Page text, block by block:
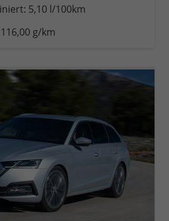
anfordern
Datei,
5,10 l/100km
116,00 g/km